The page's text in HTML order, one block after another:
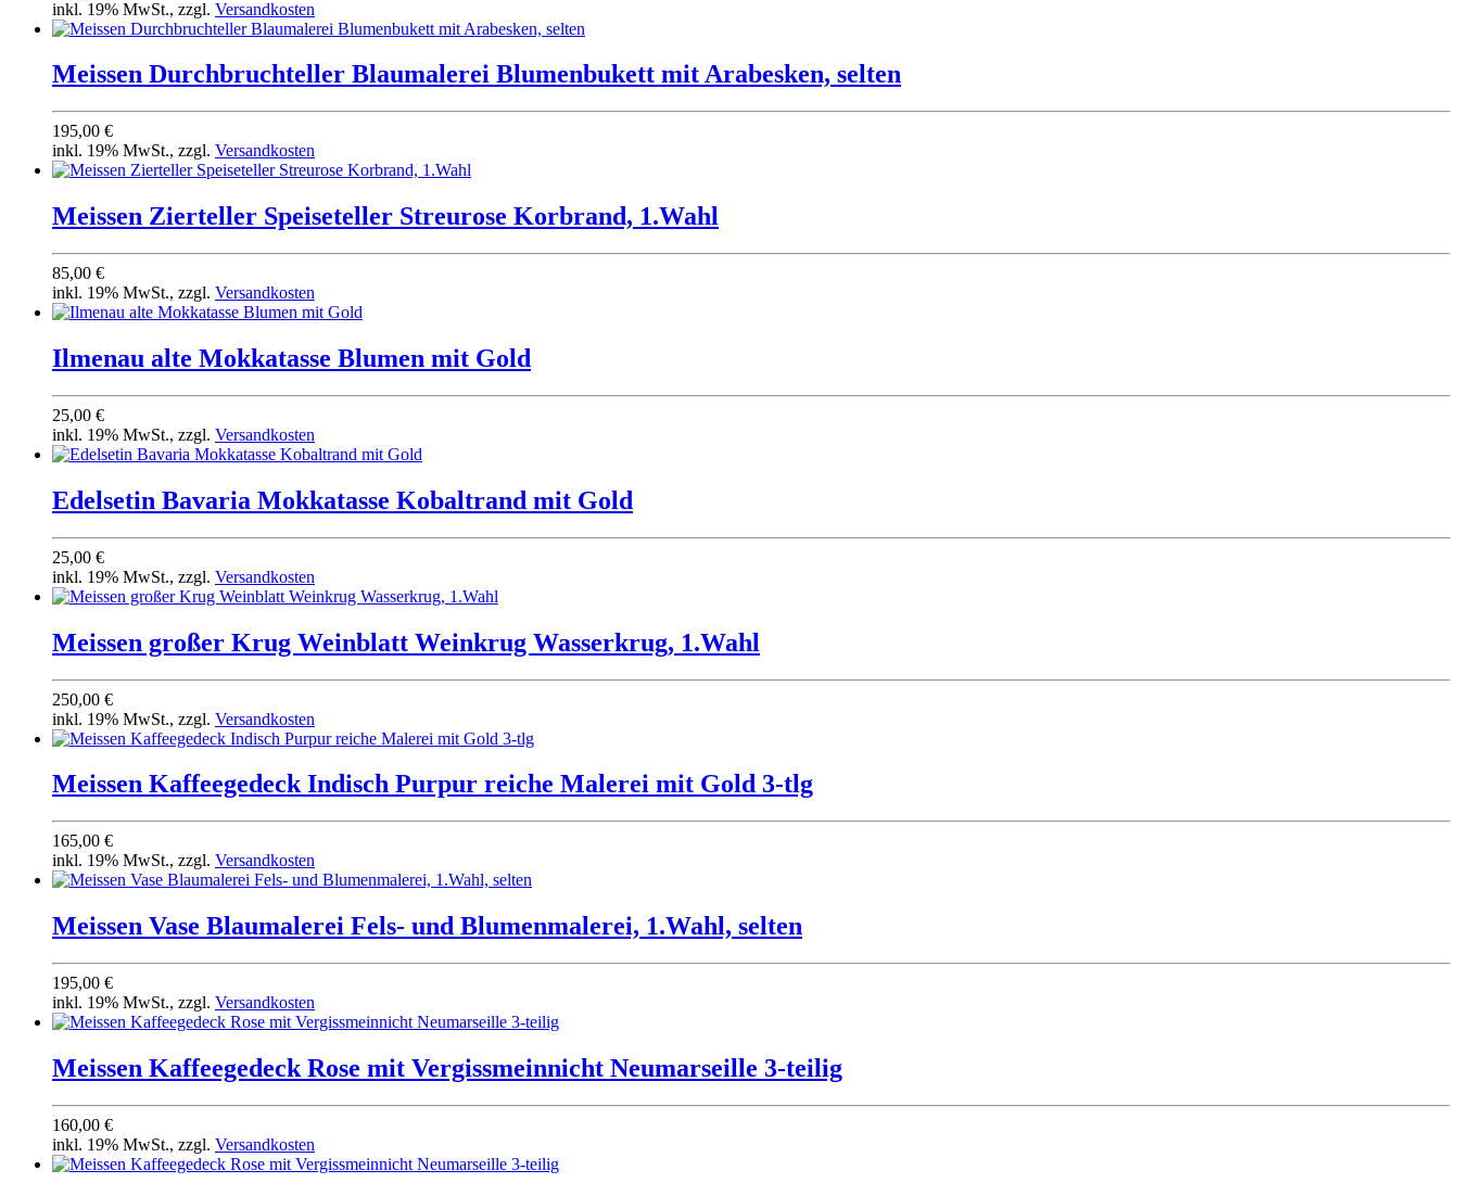
inkl. 19% MwSt., zzgl. Versandkosten
Meissen Durchbruchteller Blaumalerei Blumenbukett mit Arabesken, selten
195,00 €
inkl. 19% MwSt., zzgl. Versandkosten
Meissen Zierteller Speiseteller Streurose Korbrand, 1.Wahl
85,00 €
inkl. 19% MwSt., zzgl. Versandkosten
Ilmenau alte Mokkatasse Blumen mit Gold
25,00 €
inkl. 19% MwSt., zzgl. Versandkosten
Edelsetin Bavaria Mokkatasse Kobaltrand mit Gold
25,00 €
inkl. 19% MwSt., zzgl. Versandkosten
Meissen großer Krug Weinblatt Weinkrug Wasserkrug, 1.Wahl
250,00 €
inkl. 19% MwSt., zzgl. Versandkosten
Meissen Kaffeegedeck Indisch Purpur reiche Malerei mit Gold 3-tlg
165,00 €
inkl. 19% MwSt., zzgl. Versandkosten
Meissen Vase Blaumalerei Fels- und Blumenmalerei, 1.Wahl, selten
195,00 €
inkl. 19% MwSt., zzgl. Versandkosten
Meissen Kaffeegedeck Rose mit Vergissmeinnicht Neumarseille 3-teilig
160,00 €
inkl. 19% MwSt., zzgl. Versandkosten